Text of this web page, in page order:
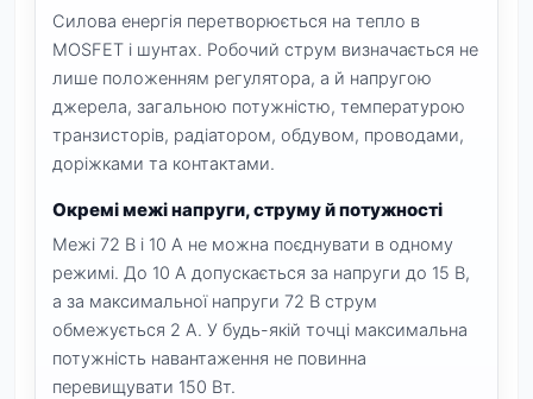
Силова енергія перетворюється на тепло в
MOSFET і шунтах. Робочий струм визначається не
лише положенням регулятора, а й напругою
джерела, загальною потужністю, температурою
транзисторів, радіатором, обдувом, проводами,
доріжками та контактами.
Окремі межі напруги, струму й потужності
Межі 72 В і 10 А не можна поєднувати в одному
режимі. До 10 А допускається за напруги до 15 В,
а за максимальної напруги 72 В струм
обмежується 2 А. У будь-якій точці максимальна
потужність навантаження не повинна
перевищувати 150 Вт.